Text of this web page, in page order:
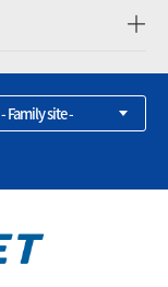
- Family site -